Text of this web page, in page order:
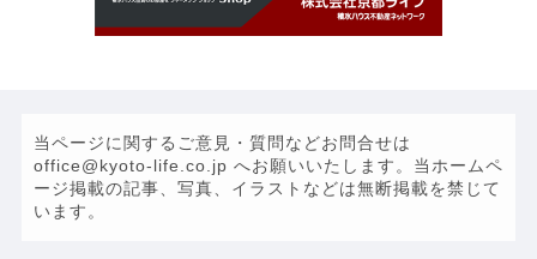
当ページに関するご意見・質問などお問合せは
office@kyoto-life.co.jp へお願いいたします。当ホームペ
ージ掲載の記事、写真、イラストなどは無断掲載を禁じて
います。